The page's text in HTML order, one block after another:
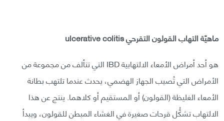
ماهيّة التهاب القولون التقرحي ulcerative colitis
هو أحد أمراض الأمعاء الالتهابية IBD التي تتألف من مجموعة من
الأمراض التي تُصيب الجهاز الهضمي، يحدث عندما تلتهب بطانة
الأمعاء الغليظة (القولون) أو المستقيم أو كلاهما. ينتج عن هذا
الالتهاب تشكُّل قرحات صغيرة في الغشاء المبطن للقولون، ويبدأ